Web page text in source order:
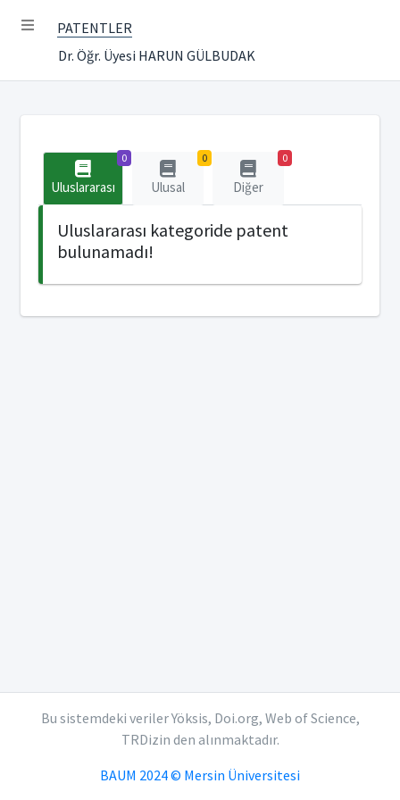
PATENTLER
Dr. Öğr. Üyesi HARUN GÜLBUDAK
0
Uluslararası
0
Ulusal
0
Diğer
Uluslararası kategoride patent
bulunamadı!
Bu sistemdeki veriler Yöksis, Doi.org, Web of Science,
TRDizin den alınmaktadır.
BAUM 2024 © Mersin Üniversitesi